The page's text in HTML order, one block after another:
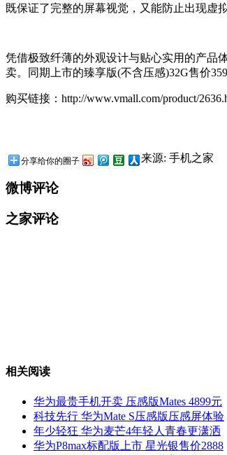
既保证了完整的屏幕视觉，又能防止出现虚
凭借极致纤薄的外观设计与贴心实用的产品
卖。同期上市的臻享版(不含压感)32G售价
购买链接：http://www.vmall.com/product/
分享给你的圈子 来源: 手机之家
微博评论
之家评论
相关阅读
华为最贵手机开卖 压感版Mates 4899元
科技先行 华为Mate S压感版压感屏体验
年少轻狂 华为麦芒4年轻人青春更潇洒
华为P8max标配版上市 星光银售价2888